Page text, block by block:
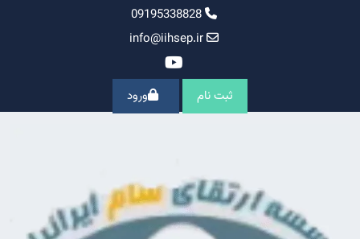
09195338828
info@iihsep.ir
ثبت نام ورود